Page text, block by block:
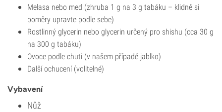
Melasa nebo med (zhruba 1 g na 3 g tabáku – klidně si
poměry upravte podle sebe)
Rostlinný glycerin nebo glycerin určený pro shishu (cca 30 g
na 300 g tabáku)
Ovoce podle chuti (v našem případě jablko)
Další ochucení (volitelné)
Vybavení
Nůž